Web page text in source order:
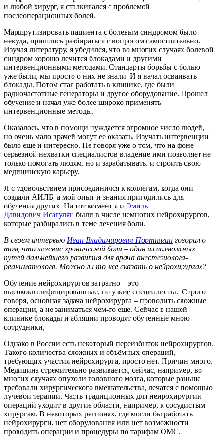
и любой хирург, я сталкивался с проблемой
послеоперационных болей.
Маршрутизировать пациента с болевым синдромом было
некуда, пришлось разбираться с вопросом самостоятельно.
Изучая литературу, я убедился, что во многих случаях болевой
синдром хорошо лечится блокадами и другими
интервенционными методами. Стандарты борьбы с болью
уже были, мы просто о них не знали. И я начал осваивать
блокады. Потом стал работать в клинике, где были
радиочастотные генераторы и другое оборудование. Прошел
обучение и начал уже более широко применять
интервенционные методы.
Оказалось, что в помощи нуждается огромное число людей,
но очень мало врачей могут ее оказать. Изучать интервенции
было еще и интересно. Не говоря уже о том, что на фоне
серьезной нехватки специалистов владение ими позволяет не
только помогать людям, но и зарабатывать, и строить свою
медицинскую карьеру.
Я с удовольствием присоединился к коллегам, когда они
создали АИЛБ, а мой опыт и знания пригодились для
обучения других. На тот момент я и Эмиль
Давидович Исагулян были в числе немногих нейрохирургов,
которые разбирались в теме лечения боли.
В своем интервью Иван Владимирович Портнягин говорил о
том, что лечение хронической боли – один из возможных
путей дальнейшего развития для врача анестезиолога-
реаниматолога. Можно ли то же сказать о нейрохирургах?
Обучение нейрохирургов затратно – это
высококвалифицированные, но узкие специалисты. Строго
говоря, основная задача нейрохирурга – проводить сложные
операции, а не заниматься чем-то еще. Сейчас в нашей
клинике блокады и абляции проводят обученные мною
сотрудники,
Однако в России есть некоторый переизбыток нейрохирургов.
Такого количества сложных и объёмных операций,
требующих участия нейрохирурга, просто нет. Причин много.
Медицина стремительно развивается, сейчас, например, во
многих случаях опухоли головного мозга, которые раньше
требовали хирургического вмешательства, лечатся с помощью
лучевой терапии. Часть традиционных для нейрохирургии
операций уходит в другие области, например, к сосудистым
хирургам. В некоторых регионах, где могли бы работать
нейрохирурги, нет оборудования или нет возможности
проводить операции и процедуры по тарифам ОМС.